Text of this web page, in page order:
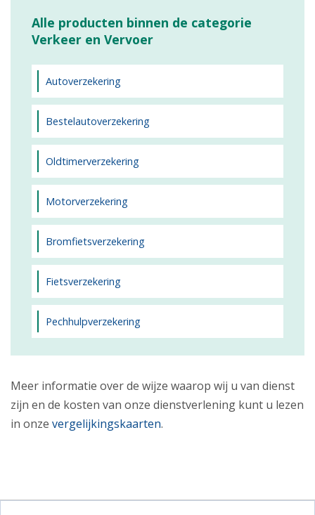
Alle producten binnen de categorie
Verkeer en Vervoer
Autoverzekering
Bestelautoverzekering
Oldtimerverzekering
Motorverzekering
Bromfietsverzekering
Fietsverzekering
Pechhulpverzekering
Meer informatie over de wijze waarop wij u van dienst
zijn en de kosten van onze dienstverlening kunt u lezen
in onze vergelijkingskaarten.